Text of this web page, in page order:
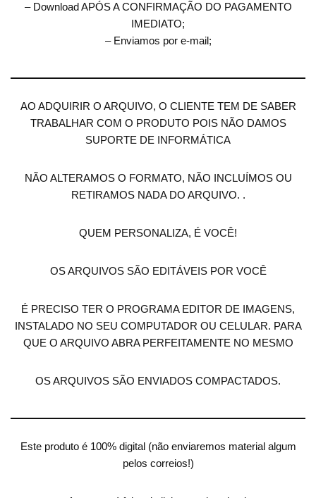
– Download APÓS A CONFIRMAÇÃO DO PAGAMENTO
IMEDIATO;
– Enviamos por e-mail;
AO ADQUIRIR O ARQUIVO, O CLIENTE TEM DE SABER
TRABALHAR COM O PRODUTO POIS NÃO DAMOS
SUPORTE DE INFORMÁTICA
NÃO ALTERAMOS O FORMATO, NÃO INCLUÍMOS OU
RETIRAMOS NADA DO ARQUIVO. .
QUEM PERSONALIZA, É VOCÊ!
OS ARQUIVOS SÃO EDITÁVEIS POR VOCÊ
É PRECISO TER O PROGRAMA EDITOR DE IMAGENS,
INSTALADO NO SEU COMPUTADOR OU CELULAR. PARA
QUE O ARQUIVO ABRA PERFEITAMENTE NO MESMO
OS ARQUIVOS SÃO ENVIADOS COMPACTADOS.
Este produto é 100% digital (não enviaremos material algum
pelos correios!)